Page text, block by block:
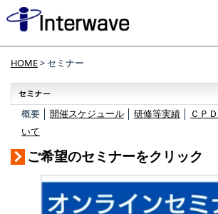
HOME> セミナー
概要 │ 開催スケジュール 研修等実績
ＣＰ
いて
ご希望のセミナーをクリック